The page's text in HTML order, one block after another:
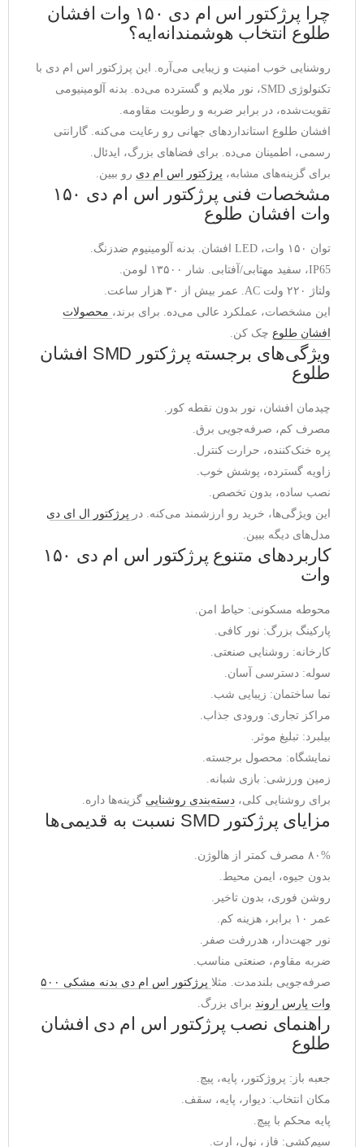
چرا پرژکتور اس ام دی ۱۵۰ وات افشان
طلوع انتخاب هوشمندانه‌ایه؟
تقویت‌شده، در برابر ضربه و رطوبت مقاومه.
رسمی، اطمینان می‌ده. برای فضاهای بزرگ، ایدئال.
برای گزینه‌های مشابه،
پرژکتور اس ام دی رو ببین.
مشخصات فنی پرژکتور اس ام دی ۱۵۰
وات افشان طلوع
توان ۱۵۰ وات، LED افشان. بدنه آلومینیوم ضدزنگ.
IP65، سفید مهتابی/آفتابی. شار ۱۳۵۰۰ لومن.
ولتاژ ۲۲۰ ولت AC. عمر بیش از ۳۰ هزار ساعت.
این مشخصات، عملکرد عالی می‌ده. برای برند،
افشان طلوع چک کن.
ویژگی‌های برجسته پرژکتور SMD افشان
طلوع
چیدمان افشان، نور بدون نقطه کور.
مصرف کم، صرفه‌جویی برق.
پره خنک‌کننده، حرارت کنترل.
زاویه گسترده، پوشش خوب.
نصب ساده، بدون تخصص.
این ویژگی‌ها، خرید رو ارزشمند می‌کنه. در
پرژکتور ال ای دی
مدل‌های دیگه ببین.
کاربردهای متنوع پرژکتور اس ام دی ۱۵۰
وات
محوطه مسکونی: حیاط امن.
پارکینگ بزرگ: نور کافی.
کارخانه: روشنایی صنعتی.
سوله: دسترسی آسان.
نما ساختمان: زیبایی شب.
مراکز تجاری: ورودی جذاب.
بیلبرد: تبلیغ موثر.
نمایشگاه: محصول برجسته.
زمین ورزشی: بازی شبانه.
برای روشنایی کلی، دسته‌بندی روشنایی گزینه‌ها داره.
مزایای پرژکتور SMD نسبت به قدیمی‌ها
۸۰% مصرف کمتر از هالوژن.
بدون جیوه، ایمن محیط.
روشن فوری، بدون تاخیر.
عمر ۱۰ برابر، هزینه کم.
نور جهت‌دار، هدررفت صفر.
ضربه مقاوم، صنعتی مناسب.
صرفه‌جویی بلندمدت. مثلا
وات پارس اروند برای بزرگ.
راهنمای نصب پرژکتور اس ام دی افشان
طلوع
جعبه باز: پروژکتور، پایه، پیچ.
مکان انتخاب: دیوار، پایه، سقف.
پایه محکم با پیچ.
سیم‌کشی: فاز، نول، ارت.